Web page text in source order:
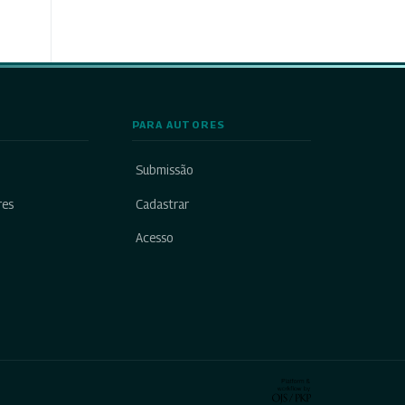
PARA AUTORES
Submissão
Cadastrar
Acesso